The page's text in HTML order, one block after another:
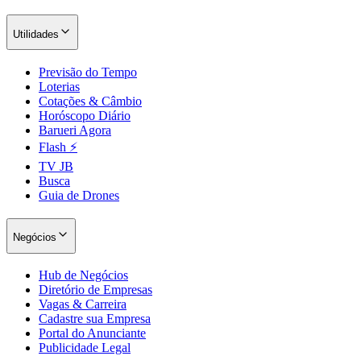
Utilidades
Previsão do Tempo
Loterias
Cotações & Câmbio
Horóscopo Diário
Barueri Agora
Flash ⚡
TV JB
Busca
Guia de Drones
Negócios
Hub de Negócios
Diretório de Empresas
Vagas & Carreira
Cadastre sua Empresa
Portal do Anunciante
Publicidade Legal